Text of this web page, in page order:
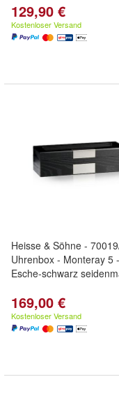
129,90 €
Kostenloser Versand
Heisse & Söhne -
Uhrenbox - Monteray 5 -
Esche-schwarz
169,00 €
Kostenloser Versand